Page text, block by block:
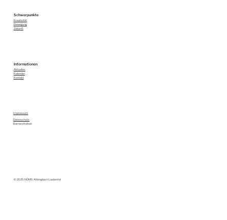
Schwerpunkte
Kreativität
Bewegung
Zukunft
Informationen
Aktuelles
Kalender
Kontakt
Impressum
Datenschutz
Barrierefreiheit
© 2025 NÖMS Altlengbach Laabental